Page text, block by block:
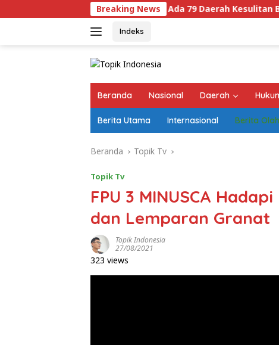
ke
Breaking News
Mendagri: Ada 79 Daerah Kesulitan Bayar Gaji
Indeks
Beranda Nasional Daerah
Berita Utama Internasional Berita
Beranda Topik Tv
Topik Tv
FPU 3 MINUSCA
dan Lemparan Granat
Topik Indonesia
27/08/2021
323 views